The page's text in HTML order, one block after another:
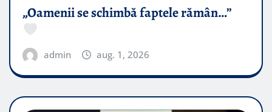
„Oamenii se schimbă faptele rămân…”
admin aug. 1, 2026